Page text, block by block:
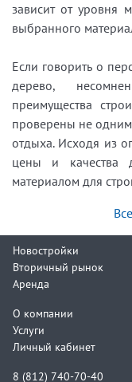
зависит от уровня
выбранного
Если говорить о
дерево,
преимущества
проверены не
отдыха. Исходя из
цены и качества
материалом для
Новостройки
Вторичный рынок
Аренда
О компании
Услуги
Личный кабинет
8 (812) 740-70-40